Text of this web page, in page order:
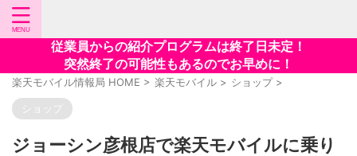
従業員からの紹介プログラムは終了日未定！
突然終了の可能性もあるのでお早めに！
楽天モバイル情報局 HOME > 楽天モバイル > ショップ >
ショップ
ジョーシン彦根店で楽天モバイルに乗り